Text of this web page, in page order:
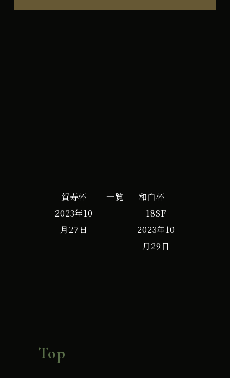
賀寿杯
2023年10
月27日
一覧
和白杯
18SF
2023年10
月29日
Top